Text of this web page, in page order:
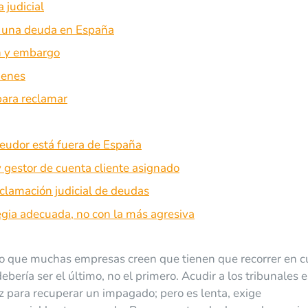
judicial
deuda en España
y embargo
reclamar
está fuera de España
de cuenta cliente asignado
judicial de deudas
adecuada, no con la más agresiva
muchas empresas creen que tienen que recorrer en
ser el último, no el primero. Acudir a los tribunales
recuperar un impagado; pero es lenta, exige